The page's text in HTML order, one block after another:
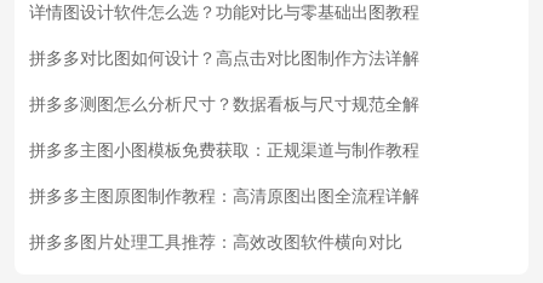
详情图设计软件怎么选？功能对比与零基础出图教程
拼多多对比图如何设计？高点击对比图制作方法详解
拼多多测图怎么分析尺寸？数据看板与尺寸规范全解
拼多多主图小图模板免费获取：正规渠道与制作教程
拼多多主图原图制作教程：高清原图出图全流程详解
拼多多图片处理工具推荐：高效改图软件横向对比